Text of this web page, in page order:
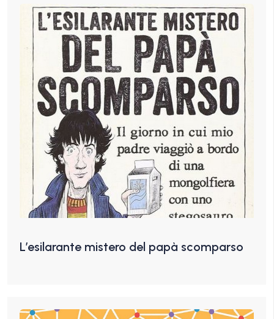
L’esilarante mistero del papà scomparso